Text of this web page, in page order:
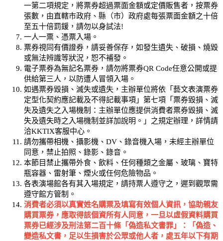
一第二項規定，將票券超過票面金額或定價販售者，按票券
張數，由直轄市政府、縣（市）政府處每張票面金額之十倍
至五十倍罰鍰，請勿以身試法!
一人一票、憑票入場。
票券視同有價證券，請妥善保存，如發生遺失、破損、燒毀
或無法辨識等狀況，恕不補發。
電子票券為無記名票券，請勿將票券QR Code任意公開或提
供給第三人，以防遭人冒領入場。
如遇票券毀損、滅失或遺失，主辦單位將依「藝文表演票券
定型化契約應記載及不得記載事項」第七項「票券毀損、滅
失及遺失之入場機制：主辦單位應提供消費者票券毀損、滅
失及遺失時之入場機制並詳加說明。」之規定辦理，詳情請
洽KKTIX客服中心。
請勿攜帶相機、攝影機、DV、錄音機入場，未經主辦單位
同意，禁止拍照、錄影、錄音。
本節目禁止攜帶外食、飲料、任何種類之金屬、玻璃、寶特
瓶容器、雷射筆、煙火或任何危險物品。
各表演場館各有其入場規定，請持票人遵守之，遲到觀眾需
遵守館方管制。
消費者必須以真實姓名購票及填寫有效個人資訊，協助親友
購買票券，應取得該個資所有人同意，一旦以虛假資料購買
票券已經涉及刑法第二百十條「偽造私文書罪」：「偽造、
變造私文書，足以生損害於公眾或他人者，處五年以下有期